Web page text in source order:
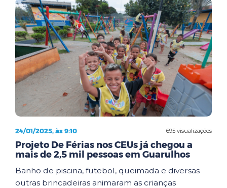
695 visualizações
24/01/2025, às 9:10
Projeto De Férias nos CEUs já chegou a
mais de 2,5 mil pessoas em Guarulhos
Banho de piscina, futebol, queimada e diversas
outras brincadeiras animaram as crianças